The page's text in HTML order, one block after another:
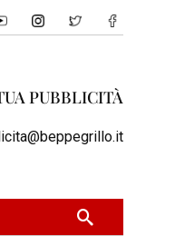
PUBBLICITÀ